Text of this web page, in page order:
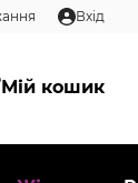
Вхід
Мій кошик